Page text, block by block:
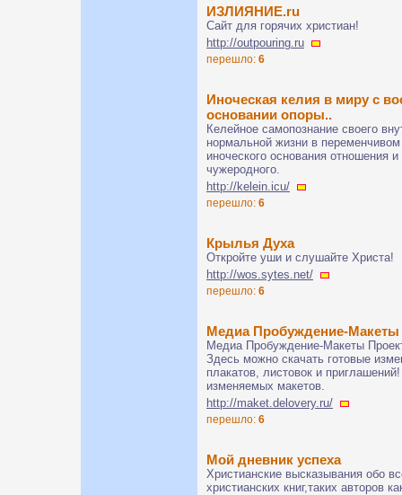
ИЗЛИЯНИЕ.ru
Сайт для горячих христиан!
http://outpouring.ru
перешло: 6
Иноческая келия в миру с
основании опоры..
Келейное самопознание своего
нормальной жизни в
иноческого основания отношения
чужеродного.
http://kelein.icu/
перешло: 6
Крылья Духа
Откройте уши и слушайте Христа!
http://wos.sytes.net/
перешло: 6
Медиа Пробуждение-Макеты
Медиа Пробуждение-Макеты
Здесь можно скачать готовые
плакатов, листовок и
изменяемых макетов.
http://maket.delovery.ru/
перешло: 6
Мой дневник успеха
Христианские высказывания обо
христианских книг,таких авторов